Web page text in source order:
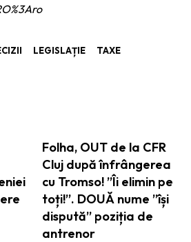
Folha, OUT de la CFR
Cluj după înfrângerea
cu Tromso! ”Îi elimin pe
toți!”. DOUĂ nume ”își
dispută” poziția de
antrenor
LEGISLAȚIE TAXE